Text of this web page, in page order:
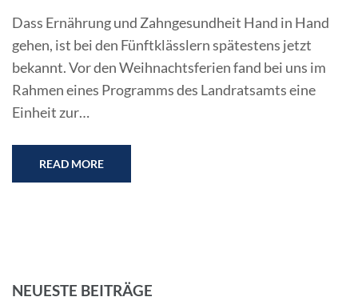
Dass Ernährung und Zahngesundheit Hand in Hand
gehen, ist bei den Fünftklässlern spätestens jetzt
bekannt. Vor den Weihnachtsferien fand bei uns im
Rahmen eines Programms des Landratsamts eine
Einheit zur…
READ MORE
NEUESTE BEITRÄGE